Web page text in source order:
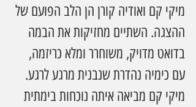
מיקי קם ואודיה קורן הן הלב הפועם של
ההצגה. השתיים מחזיקות את הבמה
בדואט מדויק, משוחרר ומלא כריזמה,
עם כימיה נהדרת שנבנית מרגע לרגע.
מיקי קם מביאה איתה נוכחות בימתית